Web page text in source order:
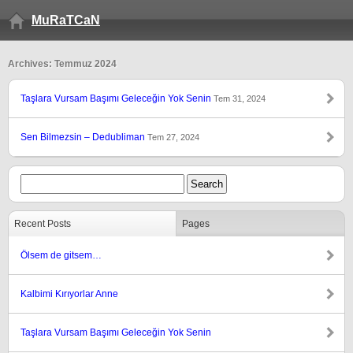
MuRaTCaN
Archives: Temmuz 2024
Taşlara Vursam Başımı Geleceğin Yok Senin Tem 31, 2024
Sen Bilmezsin – Dedubliman Tem 27, 2024
Recent Posts Pages
Ölsem de gitsem…
Kalbimi Kırıyorlar Anne
Taşlara Vursam Başımı Geleceğin Yok Senin